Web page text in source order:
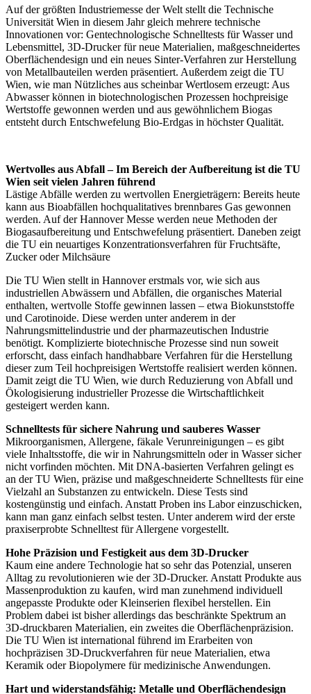
Auf der größten Industriemesse der Welt stellt die Technische
Universität Wien in diesem Jahr gleich mehrere technische
Innovationen vor: Gentechnologische Schnelltests für Wasser und
Lebensmittel, 3D-Drucker für neue Materialien, maßgeschneidertes
Oberflächendesign und ein neues Sinter-Verfahren zur Herstellung
von Metallbauteilen werden präsentiert. Außerdem zeigt die TU
Wien, wie man Nützliches aus scheinbar Wertlosem erzeugt: Aus
Abwasser können in biotechnologischen Prozessen hochpreisige
Wertstoffe gewonnen werden und aus gewöhnlichem Biogas
entsteht durch Entschwefelung Bio-Erdgas in höchster Qualität.
Wertvolles aus Abfall – Im Bereich der Aufbereitung ist die TU
Wien seit vielen Jahren führend
Lästige Abfälle werden zu wertvollen Energieträgern: Bereits heute
kann aus Bioabfällen hochqualitatives brennbares Gas gewonnen
werden. Auf der Hannover Messe werden neue Methoden der
Biogasaufbereitung und Entschwefelung präsentiert. Daneben zeigt
die TU ein neuartiges Konzentrationsverfahren für Fruchtsäfte,
Zucker oder Milchsäure
Die TU Wien stellt in Hannover erstmals vor, wie sich aus
industriellen Abwässern und Abfällen, die organisches Material
enthalten, wertvolle Stoffe gewinnen lassen – etwa Biokunststoffe
und Carotinoide. Diese werden unter anderem in der
Nahrungsmittelindustrie und der pharmazeutischen Industrie
benötigt. Komplizierte biotechnische Prozesse sind nun soweit
erforscht, dass einfach handhabbare Verfahren für die Herstellung
dieser zum Teil hochpreisigen Wertstoffe realisiert werden können.
Damit zeigt die TU Wien, wie durch Reduzierung von Abfall und
Ökologisierung industrieller Prozesse die Wirtschaftlichkeit
gesteigert werden kann.
Schnelltests für sichere Nahrung und sauberes Wasser
Mikroorganismen, Allergene, fäkale Verunreinigungen – es gibt
viele Inhaltsstoffe, die wir in Nahrungsmitteln oder in Wasser sicher
nicht vorfinden möchten. Mit DNA-basierten Verfahren gelingt es
an der TU Wien, präzise und maßgeschneiderte Schnelltests für eine
Vielzahl an Substanzen zu entwickeln. Diese Tests sind
kostengünstig und einfach. Anstatt Proben ins Labor einzuschicken,
kann man ganz einfach selbst testen. Unter anderem wird der erste
praxiserprobte Schnelltest für Allergene vorgestellt.
Hohe Präzision und Festigkeit aus dem 3D-Drucker
Kaum eine andere Technologie hat so sehr das Potenzial, unseren
Alltag zu revolutionieren wie der 3D-Drucker. Anstatt Produkte aus
Massenproduktion zu kaufen, wird man zunehmend individuell
angepasste Produkte oder Kleinserien flexibel herstellen. Ein
Problem dabei ist bisher allerdings das beschränkte Spektrum an
3D-druckbaren Materialien, ein zweites die Oberflächenpräzision.
Die TU Wien ist international führend im Erarbeiten von
hochpräzisen 3D-Druckverfahren für neue Materialien, etwa
Keramik oder Biopolymere für medizinische Anwendungen.
Hart und widerstandsfähig: Metalle und Oberflächendesign